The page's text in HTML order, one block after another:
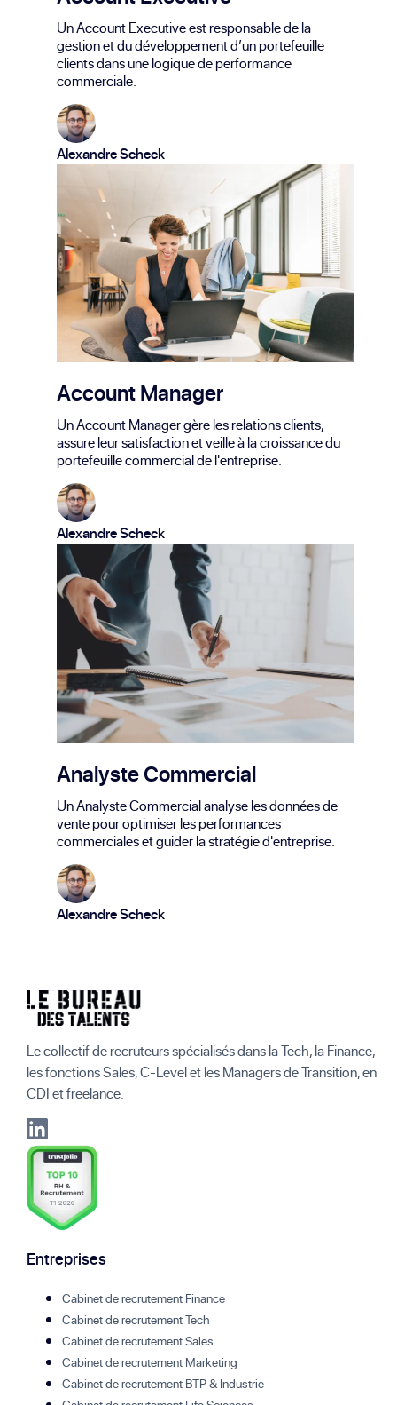
Un Account Executive est responsable de la
gestion et du développement d’un portefeuille
clients dans une logique de performance
commerciale.
Alexandre Scheck
Account Manager
Un Account Manager gère les relations clients,
assure leur satisfaction et veille à la croissance du
portefeuille commercial de l'entreprise.
Alexandre Scheck
Analyste Commercial
Un Analyste Commercial analyse les données de
vente pour optimiser les performances
commerciales et guider la stratégie d'entreprise.
Alexandre Scheck
Le collectif de recruteurs spécialisés dans la Tech, la Finance,
les fonctions Sales, C-Level et les Managers de Transition, en
CDI et freelance.
Entreprises
Cabinet de recrutement Finance
Cabinet de recrutement Tech
Cabinet de recrutement Sales
Cabinet de recrutement Marketing
Cabinet de recrutement BTP & Industrie